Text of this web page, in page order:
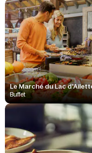
Le Marché du Lac
Buffet